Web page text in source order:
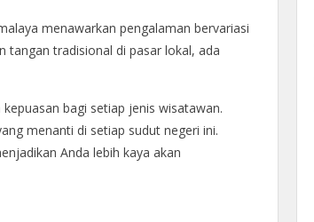
menawarkan pengalaman bervariasi
tangan tradisional di pasar lokal, ada
bagi setiap jenis wisatawan.
menanti di setiap sudut negeri ini.
Anda lebih kaya akan